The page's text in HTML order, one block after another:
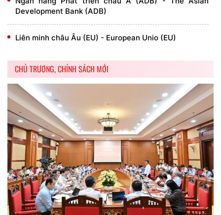
Development Bank (ADB)
Liên minh châu Âu (EU) - European Unio (EU)
CHỦ TRƯƠNG, CHÍNH SÁCH MỚI